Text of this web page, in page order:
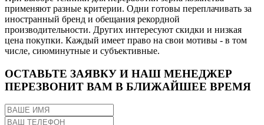
применяют разные критерии. Одни готовы переплачивать за
иностранный бренд и обещания рекордной
производительности. Других интересуют скидки и низкая
цена покупки. Каждый имеет право на свои мотивы - в том
числе, сиюминутные и субъективные.
ОСТАВЬТЕ ЗАЯВКУ И НАШ МЕНЕДЖЕР
ПЕРЕЗВОНИТ ВАМ В БЛИЖАЙШЕЕ ВРЕМЯ